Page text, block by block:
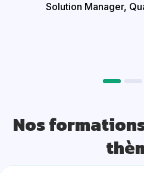
Solution Manager,
Nos